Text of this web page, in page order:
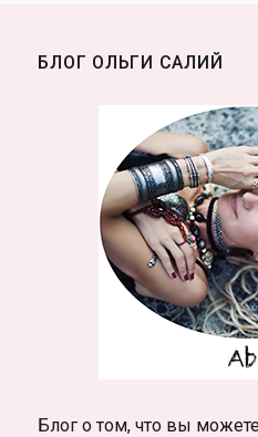
БЛОГ ОЛЬГИ САЛИЙ
Блог о том, что вы